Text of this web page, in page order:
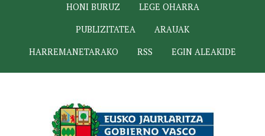
HONI BURUZ
LEGE OHARRA
PUBLIZITATEA
ARAUAK
HARREMANETARAKO
RSS EGIN ALEAKIDE